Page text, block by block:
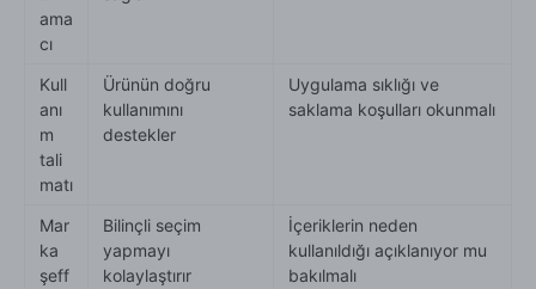
ama
cı
Kull
anı
m
tali
matı
Ürünün doğru
kullanımını
destekler
Uygulama sıklığı ve
saklama koşulları okunmalı
Mar
ka
şeff
Bilinçli seçim
yapmayı
kolaylaştırır
İçeriklerin neden
kullanıldığı açıklanıyor mu
bakılmalı